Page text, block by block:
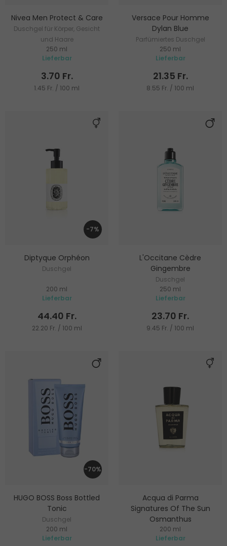
Nivea Men Protect & Care
Duschgel für Körper, Gesicht
und Haare
250 ml
Lieferbar
3.70 Fr.
1.45 Fr. / 100 ml
Versace Pour Homme
Dylan Blue
Parfümiertes Duschgel
250 ml
Lieferbar
21.35 Fr.
8.55 Fr. / 100 ml
-7%
Diptyque Orphéon
Duschgel
200 ml
Lieferbar
44.40 Fr.
22.20 Fr. / 100 ml
L'Occitane Cèdre
Gingembre
Duschgel
250 ml
Lieferbar
23.70 Fr.
9.45 Fr. / 100 ml
-70%
HUGO BOSS Boss Bottled
Tonic
Duschgel
200 ml
Lieferbar
Acqua di Parma
Signatures Of The Sun
Osmanthus
Duschgel
200 ml
Lieferbar